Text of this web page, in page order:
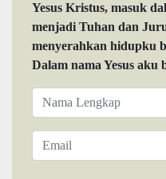
Yesus Kristus, masuk
menjadi Tuhan dan
menyerahkan hidupku
Dalam nama Yesus aku